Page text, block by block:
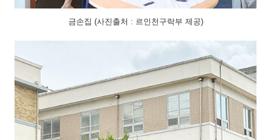
금손집 (사진출처 : 르인천구락부 제공)